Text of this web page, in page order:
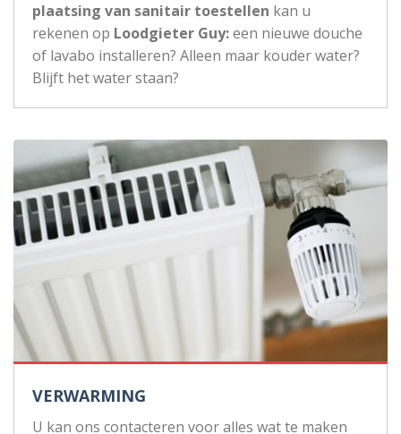
plaatsing van sanitair toestellen kan u
rekenen op Loodgieter Guy:een nieuwe douche
of lavabo installeren? Alleen maar kouder water?
Blijft het water staan?
VERWARMING
U kan ons contacteren voor alles wat te maken